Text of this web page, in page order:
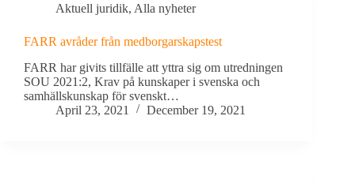
Aktuell juridik, Alla nyheter
FARR avråder från medborgarskapstest
FARR har givits tillfälle att yttra sig om utredningen
SOU 2021:2, Krav på kunskaper i svenska och
samhällskunskap för svenskt…
April 23, 2021
December 19, 2021